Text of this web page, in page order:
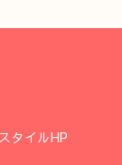
タイルHP